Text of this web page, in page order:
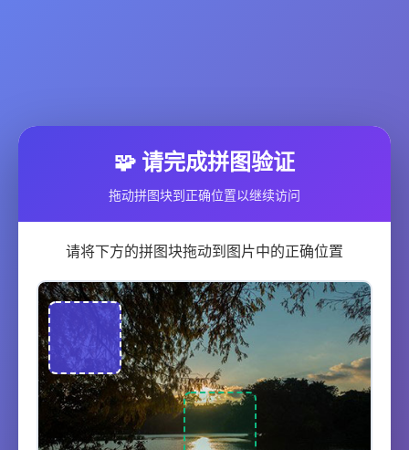
🧩 请完成拼图验证
拖动拼图块到正确位置以继续访问
请将下方的拼图块拖动到图片中的正确位置